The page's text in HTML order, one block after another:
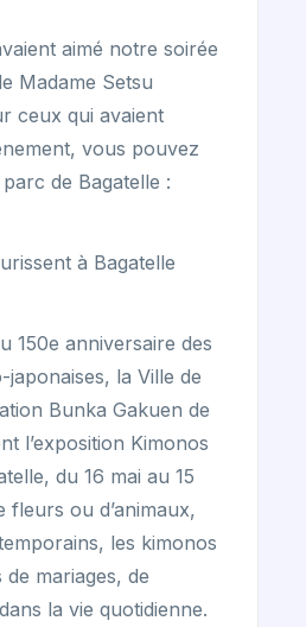
aimé notre soirée
Madame Setsu
ceux qui avaient
vous pouvez
de Bagatelle :
à Bagatelle
150e anniversaire des
la Ville de
Bunka Gakuen de
l’exposition Kimonos
du 16 mai au 15
fleurs ou d’animaux,
les kimonos
mariages, de
la vie quotidienne.